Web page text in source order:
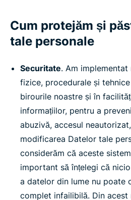
Cum protejăm și
tale personale
Securitate. Am
fizice, procedurale și
birourile noastre și în
informațiilor, pentru a
abuzivă, accesul
modificarea Datelor tale
considerăm că aceste
important să înțelegi că
a datelor din lume nu poate
complet infailibilă. Din acest